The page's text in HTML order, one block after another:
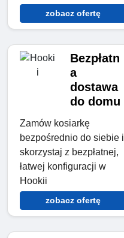
zobacz ofertę
Bezpłatn
a
dostawa
do domu
Zamów kosiarkę
bezpośrednio do siebie i
skorzystaj z bezpłatnej,
łatwej konfiguracji w
Hookii
zobacz ofertę